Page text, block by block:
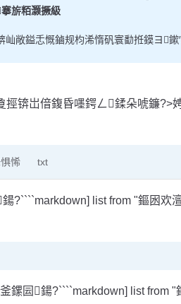
旂粨灏撅級
敞鎰忎慨鏀规枃浠惰矾寰勫拰鏌ヨ鏉
挳锛岀偣鍑昏嚜鍔ㄥ鍒朵唬鐮?>
悕 txt
?````markdown] list from "鏂囦欢
鏍囩鍚?````markdown] list from